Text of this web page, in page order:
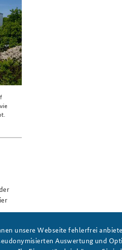
unsere Webseite fehlerfrei
Auswertung und